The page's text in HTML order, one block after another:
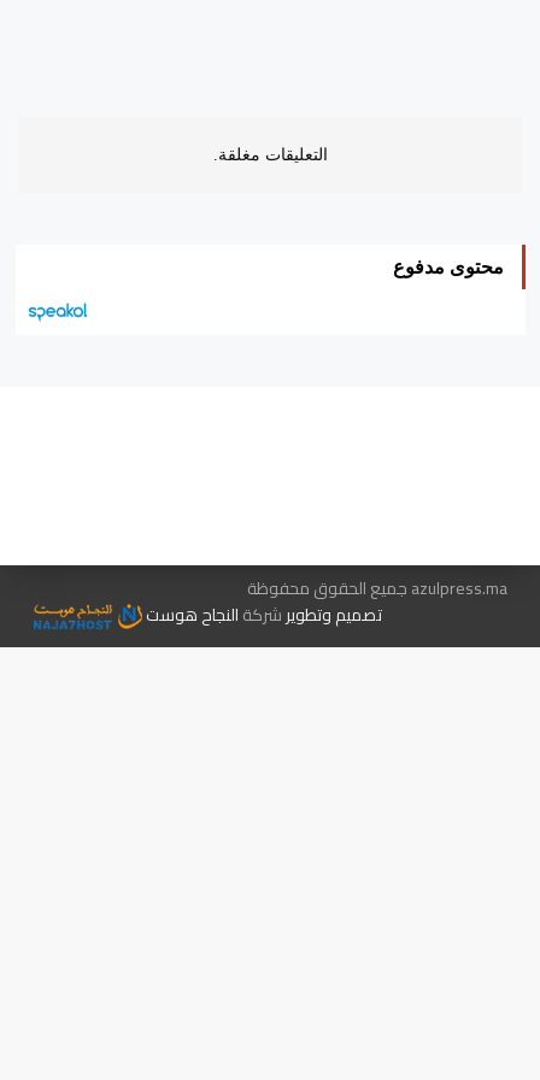
التعليقات مغلقة.
محتوى مدفوع
azulpress.ma جميع الحقوق محفوظة
تصميم وتطويرشركةالنجاح هوست